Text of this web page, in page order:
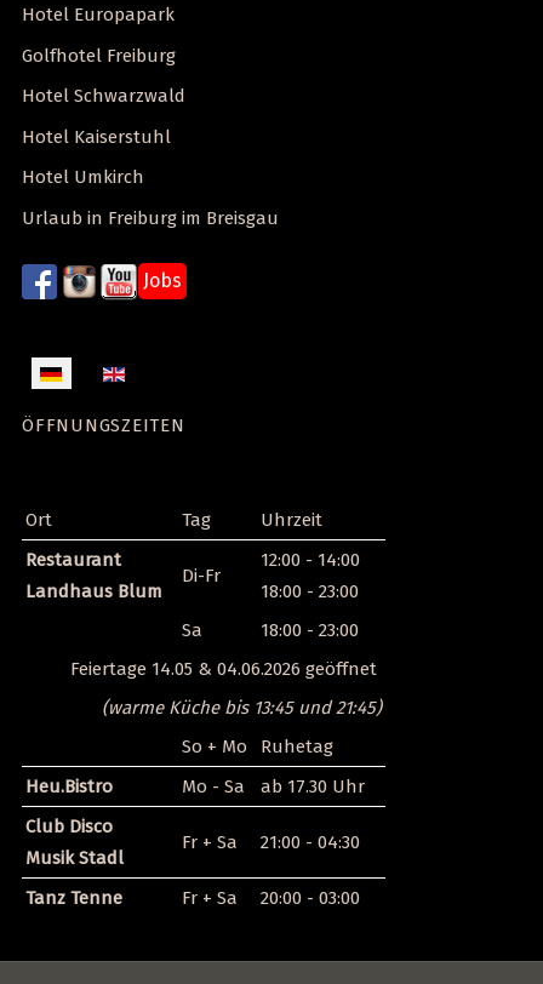
Hotel Europapark
Golfhotel Freiburg
Hotel Schwarzwald
Hotel Kaiserstuhl
Hotel Umkirch
Urlaub in Freiburg im Breisgau
Jobs
Sprache auswählen
ÖFFNUNGSZEITEN
Ort Tag
Uhrzeit
Restaurant
Landhaus Blum
Di-Fr
12:00 - 14:00
18:00 - 23:00
Sa
18:00 - 23:00
Feiertage 14.05 & 04.06.2026 geöffnet
(warme Küche bis 13:45 und 21:45)
So + Mo
Ruhetag
Heu.Bistro
Mo - Sa
ab 17.30 Uhr
Club Disco
Musik Stadl
Fr + Sa 21:00 - 04:30
Tanz Tenne Fr + Sa 20:00 - 03:00